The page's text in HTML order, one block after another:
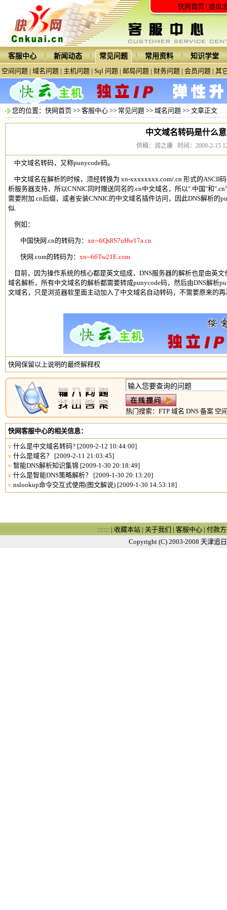
快网首页| 虚拟
客服中心 新闻动态 常见问题 常用资料
知识学堂
空间问题 | 域名问题 | 主机问题 | Sql 问题 | 邮局问题 | 财务问题 | 会员问题 | 其
您的位置： 快网首页 >> 客服中心 >> 常见问题 >> 域名问题 >> 文章正文
中文域名转码是什么
供稿：润之康 时间：2009-2-15
中文域名转码，又称punycode码。
中文域名在解析的时候，须经转换为 xn-xxxxxxxx.com/.cn 形式的ASCII
析服务器支持，所以CNNIC同时赠送同名的.cn中文域名 ，所以".中国"和".cn"
需要附加.cn后缀，或者安装CNNIC的中文域名插件访问，因此DNS解析的
似.
例如：
中国快网.cn的转码为： xn--fiQs8S7uHw17a.cn
快网.com的转码为： xn--66Tw21E.com
目前，因为操作系统的核心都是英文组成，DNS服务器的解析也是由英
域名解析，所有中文域名 的解析都需要转成punycode码，然后由DNS解析
文域名 ，只是浏览器软里面主动加入了中文域名 自动转码，不需要原来的
快网保留以上说明的最终解释权
热门搜索： FTP 域名 DNS 备案 空
快网客服中心的相关信息：
v 什么是中文域名转码? [2009-2-12 10:44:00]
v 什么是域名？
[2009-2-11 21:03:45]
v 智能DNS解析知识集锦 [2009-1-30 20:18:49]
v 什么是智能DNS策略解析？
[2009-1-30 20:13:20]
v nslookup命令交互式使用(图文解说) [2009-1-30 14:53:18]
:::::: | 收藏本站 | 关于我们 | 客服中心 | 付款
Copyright (C) 2003-2008 天津追